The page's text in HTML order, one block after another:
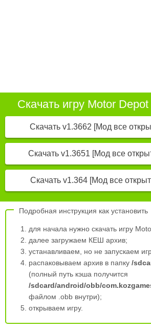
Скачать игру Motor
Скачать v1.3662 [Мод все
Скачать v1.3651 [Мод все
Скачать v1.364 [Мод все
Подробная инструкция как установить
для начала нужно скачать игру
далее загружаем КЕШ архив;
устанавливаем, но не запускаем
распаковываем архив в папку/
(полный путь кэша получится
/sdcard/android/obb/
файлом .obb внутри);
открываем игру.